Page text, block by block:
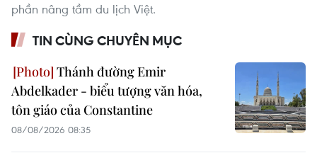
phần nâng tầm du lịch Việt.
TIN CÙNG CHUYÊN MỤC
Thánh đường Emir
Abdelkader - biểu tượng văn hóa,
tôn giáo của Constantine
08/08/2026 08:35